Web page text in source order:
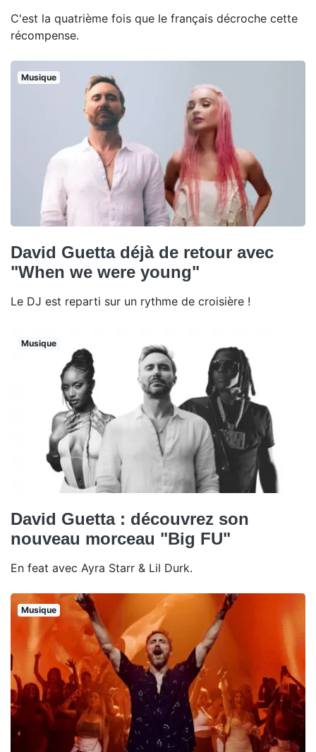
C'est la quatrième fois que le français décroche cette
récompense.
Musique
David Guetta déjà de retour avec
"When we were young"
Le DJ est reparti sur un rythme de croisière !
Musique
David Guetta : découvrez son
nouveau morceau "Big FU"
En feat avec Ayra Starr & Lil Durk.
Musique